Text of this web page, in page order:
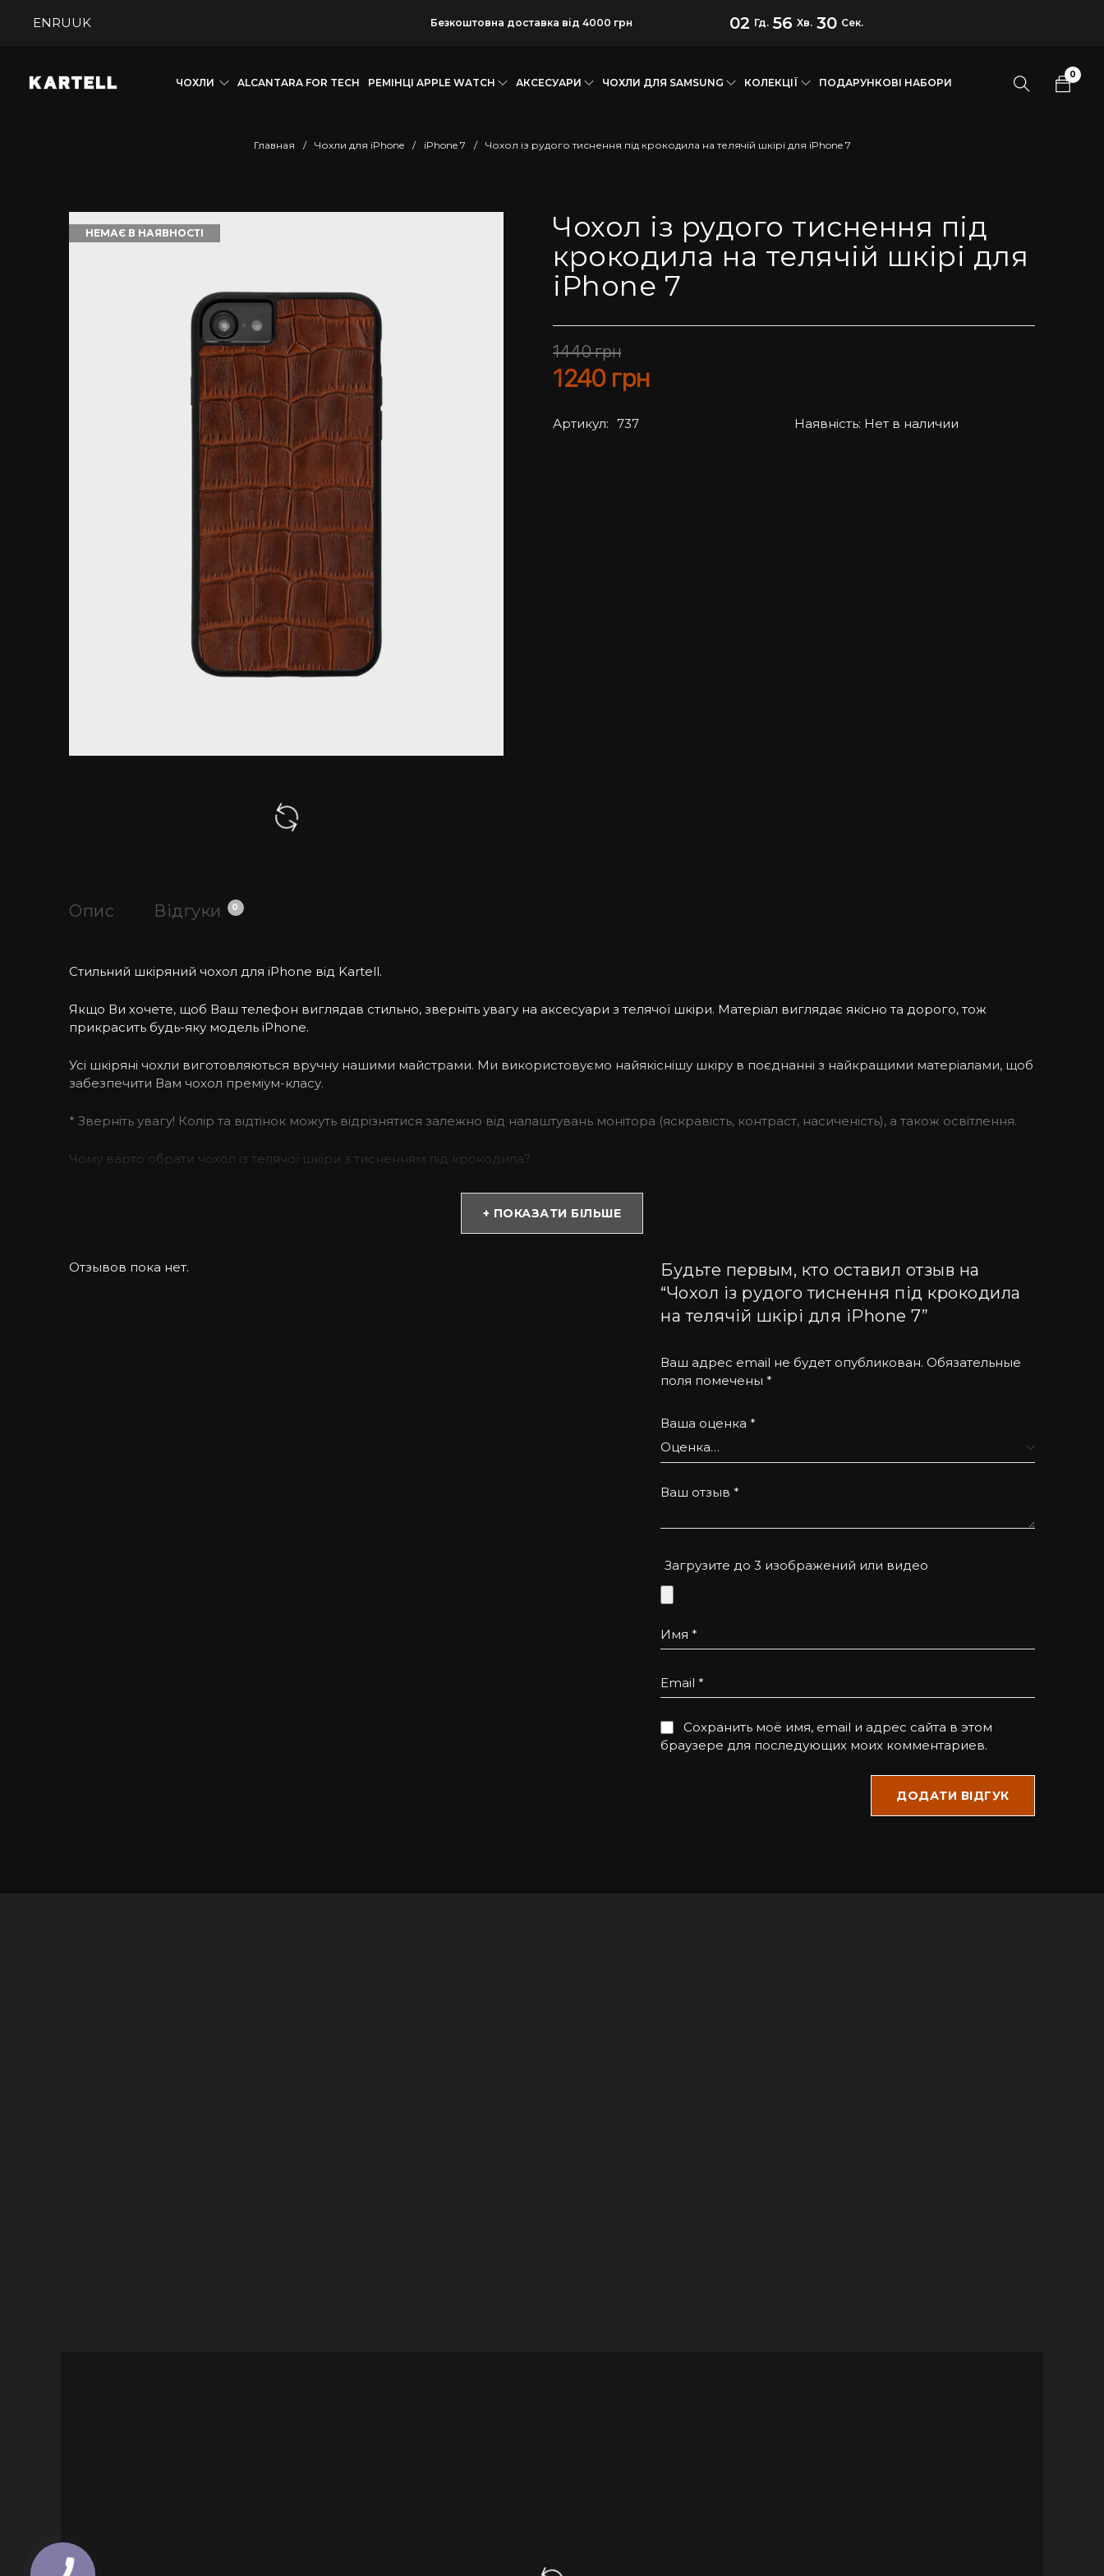
ENRUUK Безкоштовна доставка від 4000 грн 02 Гд. 56 Хв. 29 Сек.
ЧОХЛИ ALCANTARA FOR TECH РЕМІНЦІ APPLE WATCH АКСЕСУАРИ ЧОХЛИ ДЛЯ SAMSUNG КОЛЕКЦІЇ ПОДАРУНКОВІ НАБОРИ
0
Главная / Чохли для iPhone / iPhone 7 / Чохол із рудого тиснення під крокодила на телячій шкірі для iPhone 7
НЕМАЄ В НАЯВНОСТІ
Чохол із рудого тиснення під
крокодила на телячій шкірі для
iPhone 7
1440грн
1240 грн
Артикул: 737 Наявність: Нет в наличии
Опис Відгуки 0
Стильний шкіряний чохол для iPhone від Kartell.
Якщо Ви хочете, щоб Ваш телефон виглядав стильно, зверніть увагу на аксесуари з телячої шкіри. Матеріал виглядає якісно та дорого, тож
прикрасить будь-яку модель iPhone.
Усі шкіряні чохли виготовляються вручну нашими майстрами. Ми використовуємо найякіснішу шкіру в поєднанні з найкращими матеріалами, щоб
забезпечити Вам чохол преміум-класу.
* Зверніть увагу! Колір та відтінок можуть відрізнятися залежно від налаштувань монітора (яскравість, контраст, насиченість), а також освітлення.
Чому варто обрати чохол із телячої шкіри з тисненням під крокодила?
Такий тип шкіри виглядає якісно та не потребує великих витрат. Купивши такий аксесуар, Ви можете бути спокійними за Ваш смартфон навіть під
Чохол ручної роботи з протиударного силікону із софт тач покриттям, має преміум якість, міцний та зносостійкий за рахунок комплектуючих.
Теляча шкіра здається однаковою на всіх виробах. Насправді натуральний матеріал завжди лягає по-різному, тому текстура малюнка на кожному
Ми цінуємо кожного нашого клієнта, тому із задоволенням проконсультуємо Вас з усіх питань.
+ ПОКАЗАТИ БІЛЬШЕ
Отзывов пока нет.
Будьте первым, кто оставил отзыв на
“Чохол із рудого тиснення під крокодила
на телячій шкірі для iPhone 7”
Ваш адрес email не будет опубликован. Обязательные
поля помечены*
Ваша оценка*
Ваш отзыв*
Загрузите до 3 изображений или видео
Имя*
Email*
Сохранить моё имя, email и адрес сайта в этом
браузере для последующих моих комментариев.